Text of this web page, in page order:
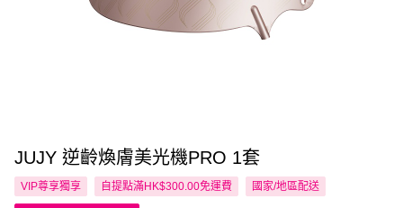
JUJY 逆齡煥膚美光機PRO 1套
VIP尊享獨享 自提點滿HK$300.00免運費 國家/地區配送